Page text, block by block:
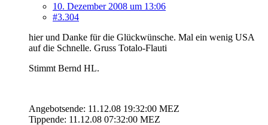
10. Dezember 2008 um 13:06
#3.304
hier und Danke für die Glückwünsche. Mal ein wenig USA
auf die Schnelle. Gruss Totalo-Flauti
Stimmt Bernd HL.
Angebotsende: 11.12.08 19:32:00 MEZ
Tippende: 11.12.08 07:32:00 MEZ